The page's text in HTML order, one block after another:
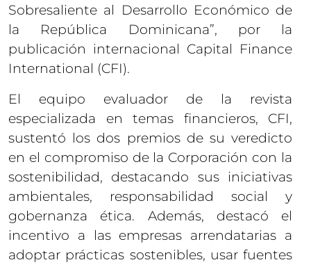
Sobresaliente al Desarrollo Económico de
la República Dominicana”, por la
publicación internacional Capital Finance
International (CFI).
El equipo evaluador de la revista
especializada en temas financieros, CFI,
sustentó los dos premios de su veredicto
en el compromiso de la Corporación con la
sostenibilidad, destacando sus iniciativas
ambientales, responsabilidad social y
gobernanza ética. Además, destacó el
incentivo a las empresas arrendatarias a
adoptar prácticas sostenibles, usar fuentes